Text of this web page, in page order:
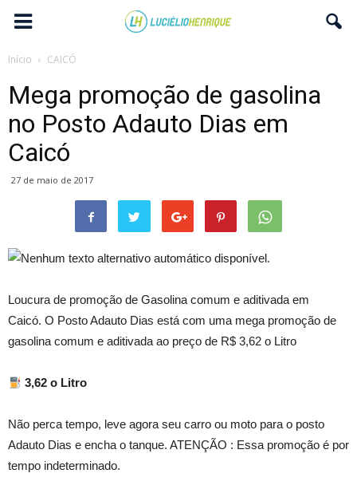
Início CAICÓ
Mega promoção de gasolina
no Posto Adauto Dias em
Caicó
27 de maio de 2017
Loucura de promoção de Gasolina comum e aditivada em
Caicó. O Posto Adauto Dias está com uma mega promoção de
gasolina comum e aditivada ao preço de R$ 3,62 o Litro
3,62 o Litro
Não perca tempo, leve agora seu carro ou moto para o posto
Adauto Dias e encha o tanque. ATENÇÃO : Essa promoção é por
tempo indeterminado.